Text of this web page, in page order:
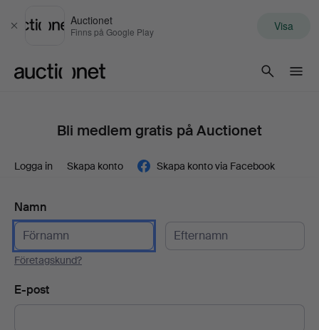
Stäng
Auctionet
Finns på Google Play Visa
Bli medlem gratis på Auctionet
Logga in Skapa konto Skapa konto via Facebook
Namn
Företagskund?
E-post